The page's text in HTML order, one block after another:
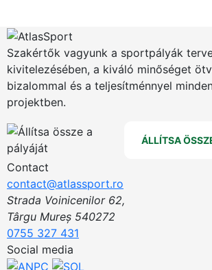
Szakértők vagyunk a sportpályák
kivitelezésében, a kiváló minőséget
bizalommal és a teljesítménnyel
projektben.
ÁLLÍTSA
Contact
contact@atlassport.ro
Strada Voinicenilor 62,
Târgu Mureș 540272
0755 327 431
Social media